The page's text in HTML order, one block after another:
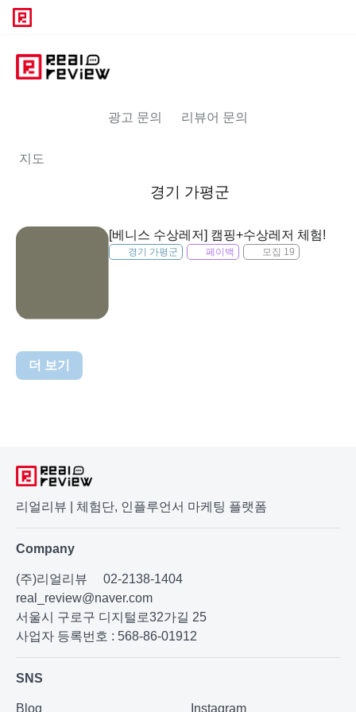
광고 문의 리뷰어 문의
지도
경기 가평군
[베니스 수상레저] 캠핑+수상레저 체험!
경기 가평군 페이백 모집 19
더 보기
리얼리뷰 | 체험단, 인플루언서 마케팅 플랫폼
Company
(주)리얼리뷰
02-2138-1404
real_review@naver.com
서울시 구로구 디지털로32가길 25
사업자 등록번호 : 568-86-01912
SNS
Blog Instagram